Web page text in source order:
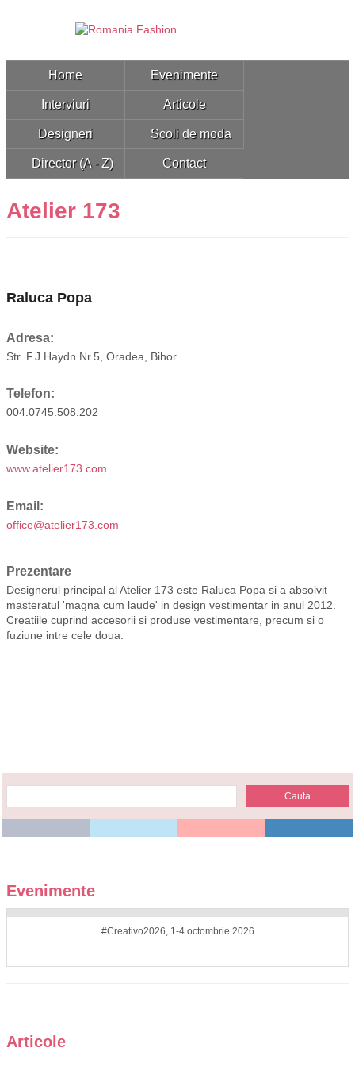
Home Evenimente
Interviuri Articole
Designeri Scoli de moda
Director (A - Z) Contact
Atelier 173
Raluca Popa
Adresa:
Str. F.J.Haydn Nr.5, Oradea, Bihor
Telefon:
004.0745.508.202
Website:
www.atelier173.com
Email:
office@atelier173.com
Prezentare
Designerul principal al Atelier 173 este Raluca Popa si a absolvit
masteratul 'magna cum laude' in design vestimentar in anul 2012.
Creatiile cuprind accesorii si produse vestimentare, precum si o
fuziune intre cele doua.
Evenimente
#Creativo2026, 1-4 octombrie 2026
Articole